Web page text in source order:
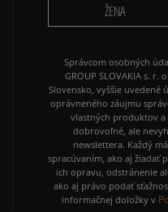
ŽENA
Správcom osobných
GROUP SLOVAKIA s. r.
Slovensko, vyššie uvedené
oprávneného záujmu
vlastných produktov a
dobrovoľné, ale
newslettera. Každý
spracúvaním, ako aj žiadať
ich opravu, odstránenie
ako aj právo podať
informačnej doložky v